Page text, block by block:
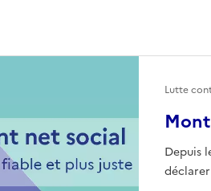
Depuis
Lutte